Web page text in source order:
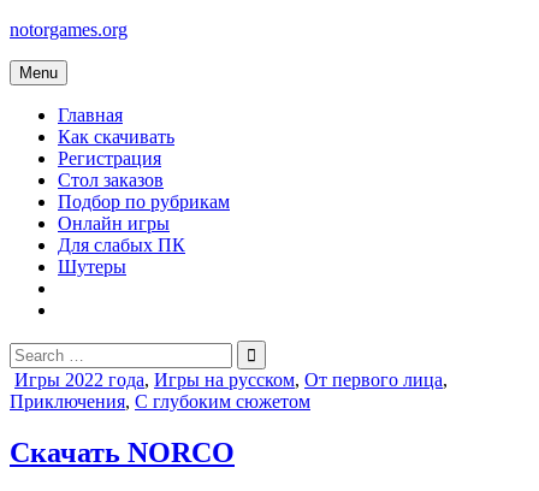
Skip
content
notorgames.org
Menu
Главная
Как скачивать
Регистрация
Стол заказов
Подбор по рубрикам
Онлайн игры
Для слабых ПК
Шутеры
Search
for:
Posted
in
Игры 2022 года, Игры на русском, От первого лица,
Приключения, С глубоким сюжетом
Скачать NORCO